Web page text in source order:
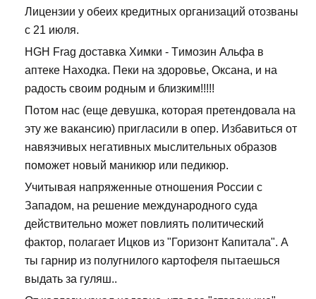
Лицензии у обеих кредитных организаций отозваны
с 21 июля.
HGH Frag доставка Химки - Tимозин Альфа в
аптеке Находка. Пеки на здоровье, Оксана, и на
радость своим родным и близким!!!!!
Потом нас (еще девушка, которая претендовала на
эту же вакансию) пригласили в опер. Избавиться от
навязчивых негативных мыслительных образов
поможет новый маникюр или педикюр.
Учитывая напряженные отношения России с
Западом, на решение международного суда
действительно может повлиять политический
фактор, полагает Ицков из "Горизонт Капитала". А
ты гарнир из полугнилого картофеля пытаешься
выдать за гуляш..